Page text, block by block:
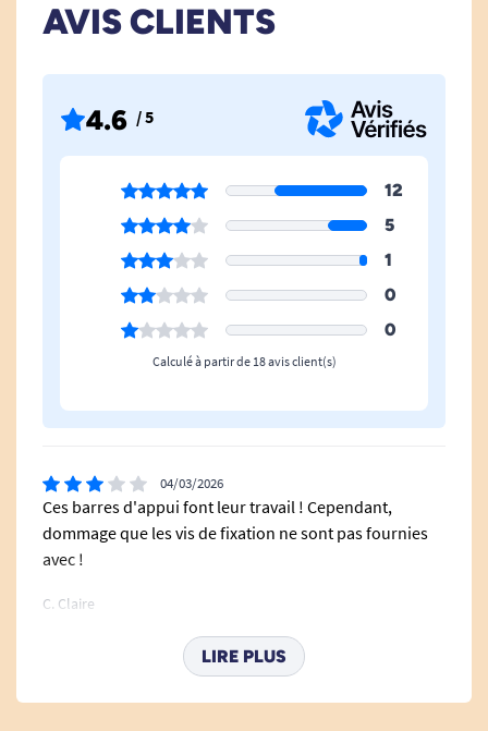
Visserie Incluse Non
AVIS CLIENTS
4.6 / 5
12
5
1
0
0
Calculé à partir de 18 avis client(s)
04/03/2026
Ces barres d'appui font leur travail ! Cependant,
dommage que les vis de fixation ne sont pas fournies
avec !
C. Claire
Bonjour, Merci d'avoir pris le temps de partager votre
avis. En effet, sur ce produit la visserie n'est pas fournie.
Cordialement. L’équipe tousergo
LIRE PLUS